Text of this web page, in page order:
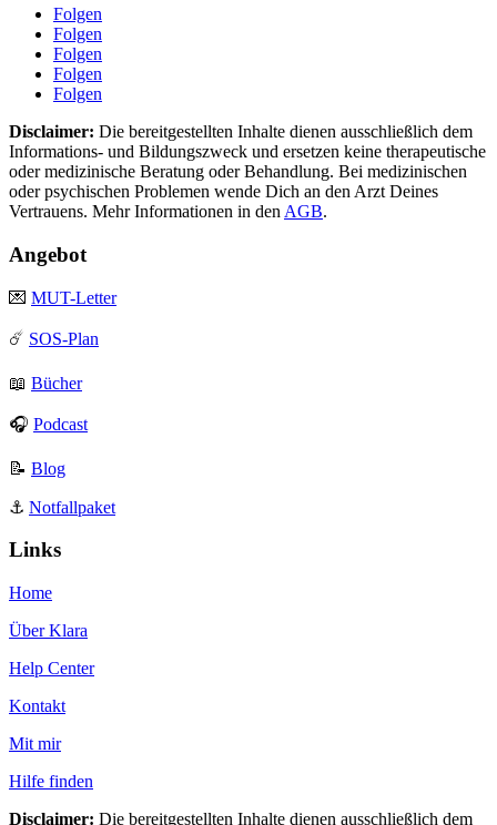
Folgen
Folgen
Folgen
Folgen
Folgen
Disclaimer: Die bereitgestellten Inhalte dienen ausschließlich dem
Informations- und Bildungszweck und ersetzen keine therapeutische
oder medizinische Beratung oder Behandlung. Bei medizinischen
oder psychischen Problemen wende Dich an den Arzt Deines
Vertrauens. Mehr Informationen in den AGB.
Angebot
💌 MUT-Letter
☄️ SOS-Plan
📖 Bücher
🎧 Podcast
📝 Blog
⚓️ Notfallpaket
Links
Home
Über Klara
Help Center
Kontakt
Mit mir
Hilfe finden
Disclaimer: Die bereitgestellten Inhalte dienen ausschließlich dem